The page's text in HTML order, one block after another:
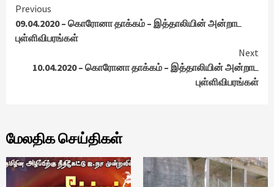
Continue
Reading
Previous
09.04.2020 – கொரோனா தாக்கம் – இத்தாலியின் அன்றாட
புள்ளிவிபரங்கள்
Next
10.04.2020 – கொரோனா தாக்கம் – இத்தாலியின் அன்றாட
புள்ளிவிபரங்கள்
மேலதிக செய்திகள்